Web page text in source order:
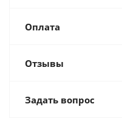
Оплата
Отзывы
Задать вопрос